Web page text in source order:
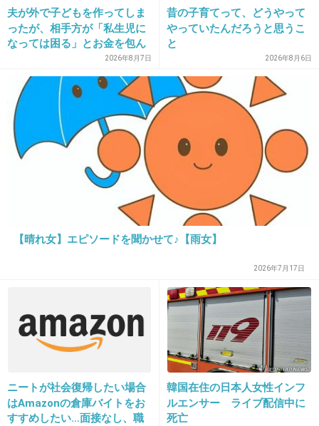
太ると心臓や腎臓にかなり負担かかるらしいか
ら…
-2
20. 匿名 2014/05/28(水) 12:02:21
テレビで見た！結婚式やってたと思うけど離婚
しちゃってたんだ...
ご冥福をお祈りします。
+100
+28
22. 匿名2014/05/28(水) 12:03:39
さすがに太すぎたんだと思うけどなぁ
夫が外で子どもを作ってしま
ったが、相手方が「私生児に
なっては困る」とお金を包ん
で頭を下げに来ても応じず、
晩年まで離婚に応じなかった
親戚の話→「一生復讐にな
る」「これ本人幸せなの？」
2026年8月7日
昔の子育てって、どうやって
やっていたんだろうと思うこ
と
2026年8月6日
【晴れ女】エピソードを聞かせて♪【雨女】
2026年7月17日
ニートが社会復帰したい場合
はAmazonの倉庫バイトをお
すすめしたい…面接なし、職
韓国在住の日本人女性インフ
ルエンサー ライブ配信中に
死亡